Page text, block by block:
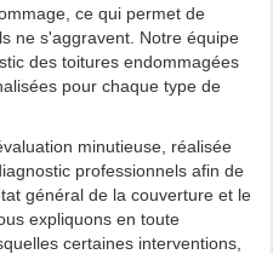
ce qui permet de
ne s'aggravent. Notre équipe
des toitures endommagées
pour chaque type de
minutieuse, réalisée
professionnels afin de
général de la couverture et le
expliquons en toute
certaines interventions,